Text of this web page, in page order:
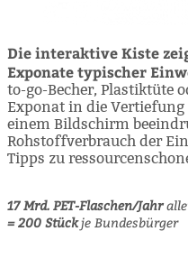
Die interaktive Kiste
Exponate typischer
to-go-Becher, Plastiktüte
Exponat in die
einem Bildschirm
Rohstoffverbrauch der
Tipps zu
17 Mrd. PET-Flaschen/Jahr
= 200 Stückje Bundesbürger